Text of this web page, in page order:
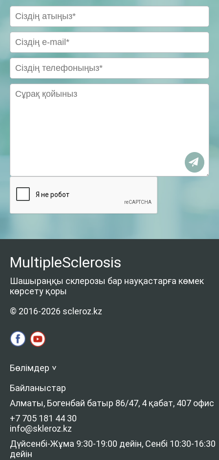
MultipleSclerosis
Шашыраңқы склерозы бар науқастарға көмек
көрсету қоры
© 2016-2026 scleroz.kz
Бөлімдер >
Байланыстар
Алматы, Богенбай батыр 86/47, 4 қабат, 407 офис
+7 705 181 44 30
info@skleroz.kz
Дүйсенбі-Жұма 9:30-19:00 дейін, Сенбі 10:30-16:30
дейін